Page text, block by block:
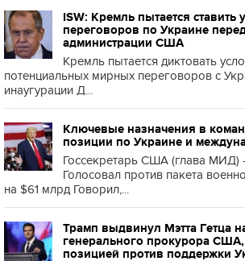
ISW: Кремль пытается ставить
переговоров по Украине
администрации США
Кремль пытается диктовать
потенциальных мирных переговоров с
инаугурации Д...
Ключевые назначения в
позиции по Украине и
Госсекретарь США (глава МИД)
Голосовал против пакета
на $61 млрд Говорил,...
Трамп выдвинул Мэтта Гетца
генерального прокурора США,
позицией против поддержки